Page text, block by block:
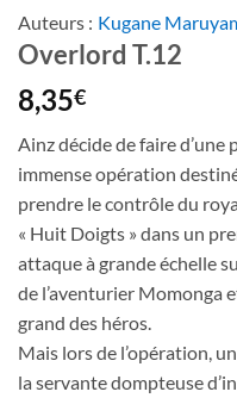
Auteurs : Kugane
Overlord T.12
8,35€
Ainz décide de faire
immense opération
prendre le contrôle du
« Huit Doigts » dans un
attaque à grande échelle
de l’aventurier Momonga
grand des héros.
Mais lors de l’opération,
la servante dompteuse